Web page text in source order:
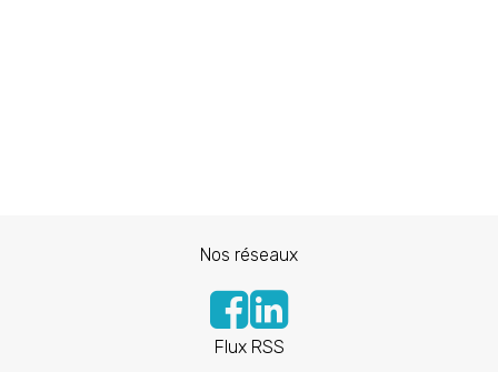
Nos réseaux
Flux RSS